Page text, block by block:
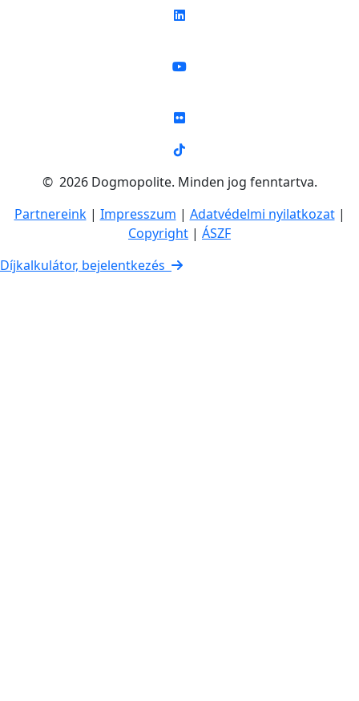
© 2026 Dogmopolite. Minden jog fenntartva.
Partnereink| Impresszum | Adatvédelmi nyilatkozat|
Copyright | ÁSZF
Díjkalkulátor, bejelentkezés